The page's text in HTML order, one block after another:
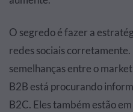
O segredo é fazer a
redes sociais
semelhanças entre o
B2B está procurando
B2C. Eles também estão